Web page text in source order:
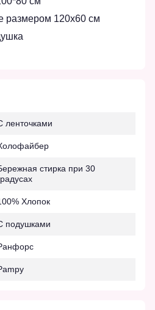
размером 120x60 см
ленточками
стирка при 30
Хлопок
подушками